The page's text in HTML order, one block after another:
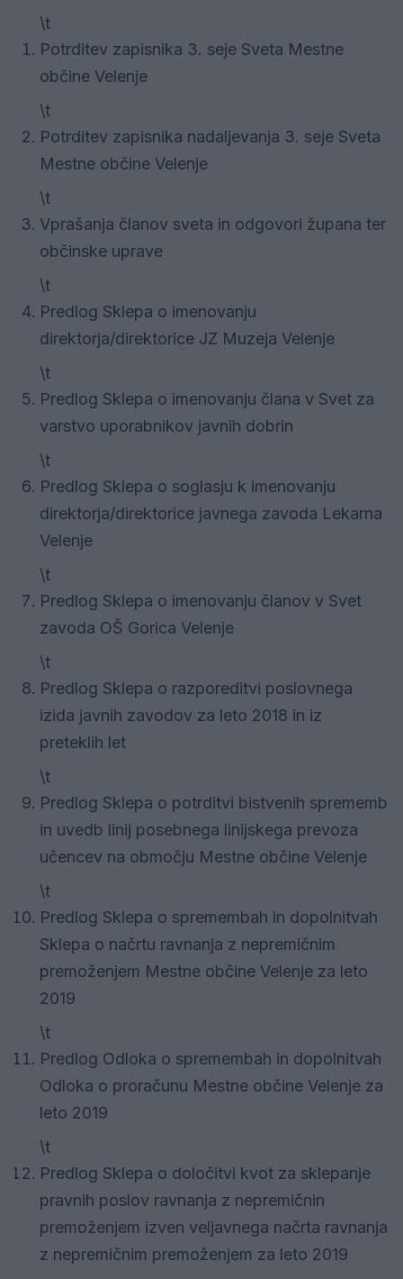
\t
Potrditev zapisnika 3. seje Sveta Mestne
občine Velenje
\t
Potrditev zapisnika nadaljevanja 3. seje Sveta
Mestne občine Velenje
\t
Vprašanja članov sveta in odgovori župana ter
občinske uprave
\t
Predlog Sklepa o imenovanju
direktorja/direktorice JZ Muzeja Velenje
\t
Predlog Sklepa o imenovanju člana v Svet za
varstvo uporabnikov javnih dobrin
\t
Predlog Sklepa o soglasju k imenovanju
direktorja/direktorice javnega zavoda Lekarna
Velenje
\t
Predlog Sklepa o imenovanju članov v Svet
zavoda OŠ Gorica Velenje
\t
Predlog Sklepa o razporeditvi poslovnega
izida javnih zavodov za leto 2018 in iz
preteklih let
\t
Predlog Sklepa o potrditvi bistvenih sprememb
in uvedb linij posebnega linijskega prevoza
učencev na območju Mestne občine Velenje
\t
Predlog Sklepa o spremembah in dopolnitvah
Sklepa o načrtu ravnanja z nepremičnim
premoženjem Mestne občine Velenje za leto
2019
\t
Predlog Odloka o spremembah in dopolnitvah
Odloka o proračunu Mestne občine Velenje za
leto 2019
\t
Predlog Sklepa o določitvi kvot za sklepanje
pravnih poslov ravnanja z nepremičnin
premoženjem izven veljavnega načrta ravnanja
z nepremičnim premoženjem za leto 2019